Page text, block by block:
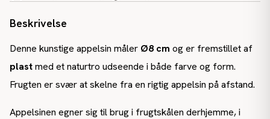
Beskrivelse
Denne kunstige appelsin måler Ø8 cm og er fremstillet af
plastmed et naturtro udseende i både farve og form.
Frugten er svær at skelne fra en rigtig appelsin på afstand.
Appelsinen egner sig til brug i frugtskålen derhjemme, i